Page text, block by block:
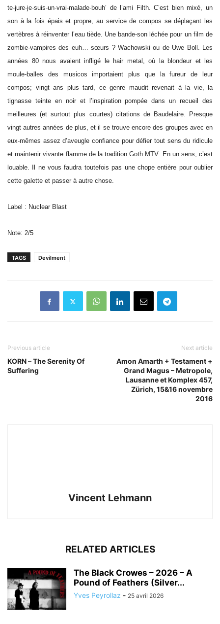
te-jure-je-suis-un-vrai-malade-bouh’ de l’ami Filth. C’est bien mixé, un
son à la fois épais et propre, au service de compos se déplaçant les
vertèbres à réinventer l’eau tiède. Une bande-son léchée pour un film de
zombie-vampires des euh… sœurs ? Wachowski ou de Uwe Boll. Les
années 80 nous avaient infligé le hair metal, où la blondeur et les
moule-balles des musicos importaient plus que la fureur de leur
compos; vingt ans plus tard, ce genre maudit revenait à la vie, la
tignasse teinte en noir et l’inspiration pompée dans un recueil des
meilleures (et surtout plus courtes) citations de Baudelaire. Presque
vingt autres années de plus, et il se trouve encore des groupes avec en
eux-mêmes assez d’aveugle confiance pour défier tout sens du ridicule
et maintenir vivante flamme de la tradition Goth MTV. En un sens, c’est
louable. Il ne vous faudra toutefois pas une chope entière pour oublier
cette galette et passer à autre chose.
Label : Nuclear Blast
Note: 2/5
TAGS Devilment
Previous article
KORN – The Serenity Of
Suffering
Next article
Amon Amarth + Testament +
Grand Magus – Metropole,
Lausanne et Komplex 457,
Zürich, 15&16 novembre
2016
Vincent Lehmann
RELATED ARTICLES
The Black Crowes – 2026 – A
Pound of Feathers (Silver...
Yves Peyrollaz - 25 avril 2026